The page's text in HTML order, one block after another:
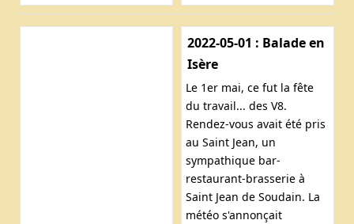
2022-05-01 : Balade en
Isère
Le 1er mai, ce fut la fête
du travail... des V8.
Rendez-vous avait été pris
au Saint Jean, un
sympathique bar-
restaurant-brasserie à
Saint Jean de Soudain. La
météo s'annonçait